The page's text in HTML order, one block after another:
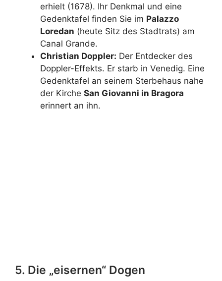
erhielt (1678). Ihr Denkmal und eine
Gedenktafel finden Sie im Palazzo
Loredan (heute Sitz des Stadtrats) am
Canal Grande.
Christian Doppler: Der Entdecker des
Doppler-Effekts. Er starb in Venedig. Eine
Gedenktafel an seinem Sterbehaus nahe
der Kirche San Giovanni in Bragora
erinnert an ihn.
5. Die „eisernen“ Dogen